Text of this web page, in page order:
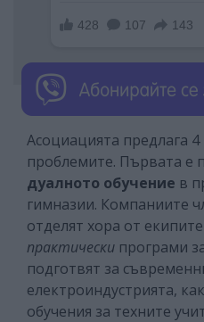
Асоциацията предлага
проблемите. Първата е
дуалното обучение в
гимназии. Компаниите
отделят хора от
практически програми
подготвят за
електроиндустрията,
обучения за техните